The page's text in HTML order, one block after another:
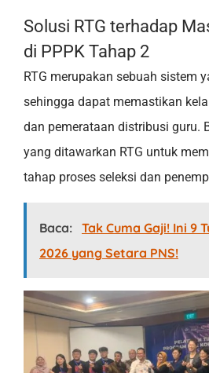
Solusi RTG terhadap
di PPPK Tahap 2
RTG merupakan sebuah sistem
sehingga dapat memastikan
dan pemerataan distribusi guru.
yang ditawarkan RTG untuk
tahap proses seleksi dan
Baca: Tak Cuma Gaji! Ini 9
2026 yang Setara PNS!